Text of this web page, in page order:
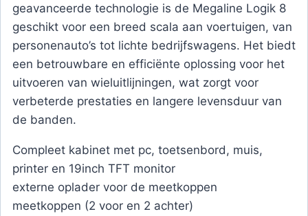
geavanceerde technologie is de Megaline Logik 8
geschikt voor een breed scala aan voertuigen, van
personenauto’s tot lichte bedrijfswagens. Het biedt
een betrouwbare en efficiënte oplossing voor het
uitvoeren van wieluitlijningen, wat zorgt voor
verbeterde prestaties en langere levensduur van
de banden.
Compleet kabinet met pc, toetsenbord, muis,
printer en 19inch TFT monitor
externe oplader voor de meetkoppen
meetkoppen (2 voor en 2 achter)